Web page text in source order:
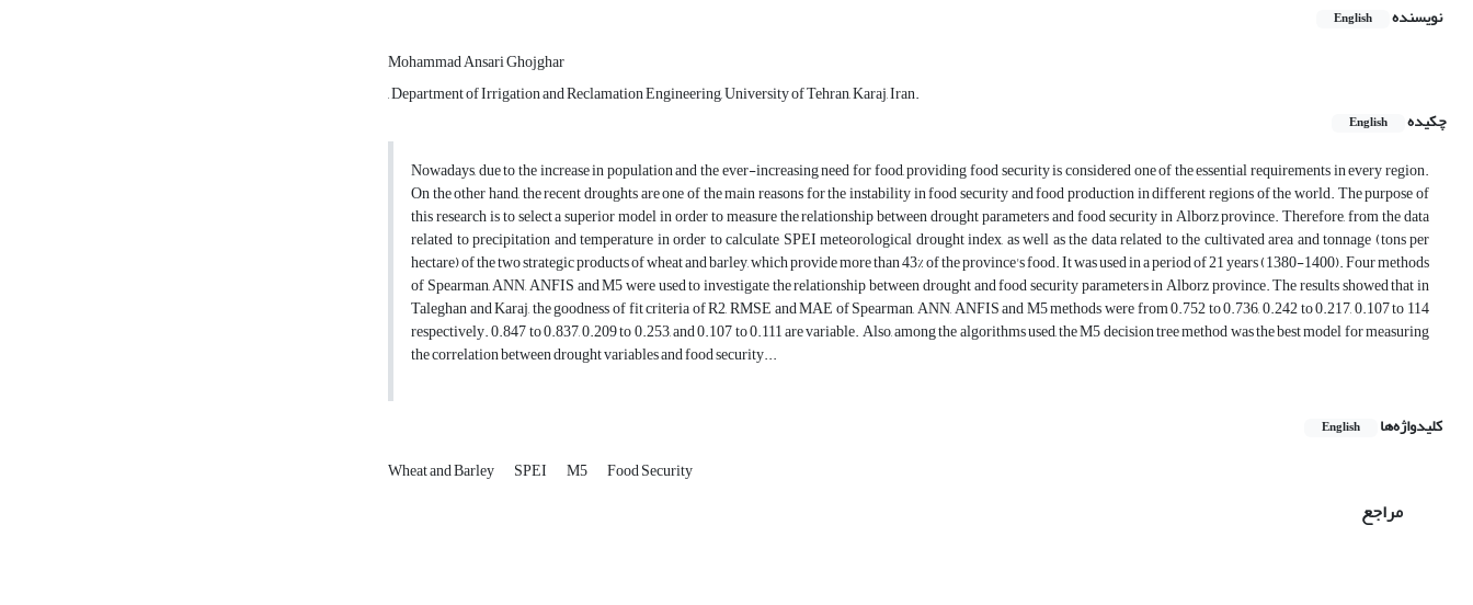
نویسنده English
Mohammad Ansari Ghojghar
, Department of Irrigation and Reclamation Engineering, University of Tehran, Karaj, Iran.
چکیده
English
Nowadays, due to the increase in population and the ever-increasing need for food, providing food security is considered one of the essential requirements in every region.
On the other hand, the recent droughts are one of the main reasons for the instability in food security and food production in different regions of the world. The purpose of
this research is to select a superior model in order to measure the relationship between drought parameters and food security in Alborz province. Therefore, from the data
related to precipitation and temperature in order to calculate SPEI meteorological drought index, as well as the data related to the cultivated area and tonnage (tons per
hectare) of the two strategic products of wheat and barley, which provide more than 43% of the province's food. It was used in a period of 21 years (1380-1400). Four methods
of Spearman, ANN, ANFIS and M5 were used to investigate the relationship between drought and food security parameters in Alborz province. The results showed that in
Taleghan and Karaj, the goodness of fit criteria of R2, RMSE and MAE of Spearman, ANN, ANFIS and M5 methods were from 0.752 to 0.736, 0.242 to 0.217, 0.107 to 114
respectively. 0.847 to 0.837, 0.209 to 0.253, and 0.107 to 0.111 are variable. Also, among the algorithms used, the M5 decision tree method was the best model for measuring
the correlation between drought variables and food security...
کلیدواژه‌ها English
Wheat and Barley SPEI M5 Food Security
مراجع